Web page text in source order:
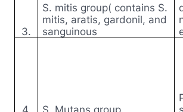
3.
S. mitis group( contains S.
mitis, aratis, gardonil, and
sanguinous
4. S. Mutans group